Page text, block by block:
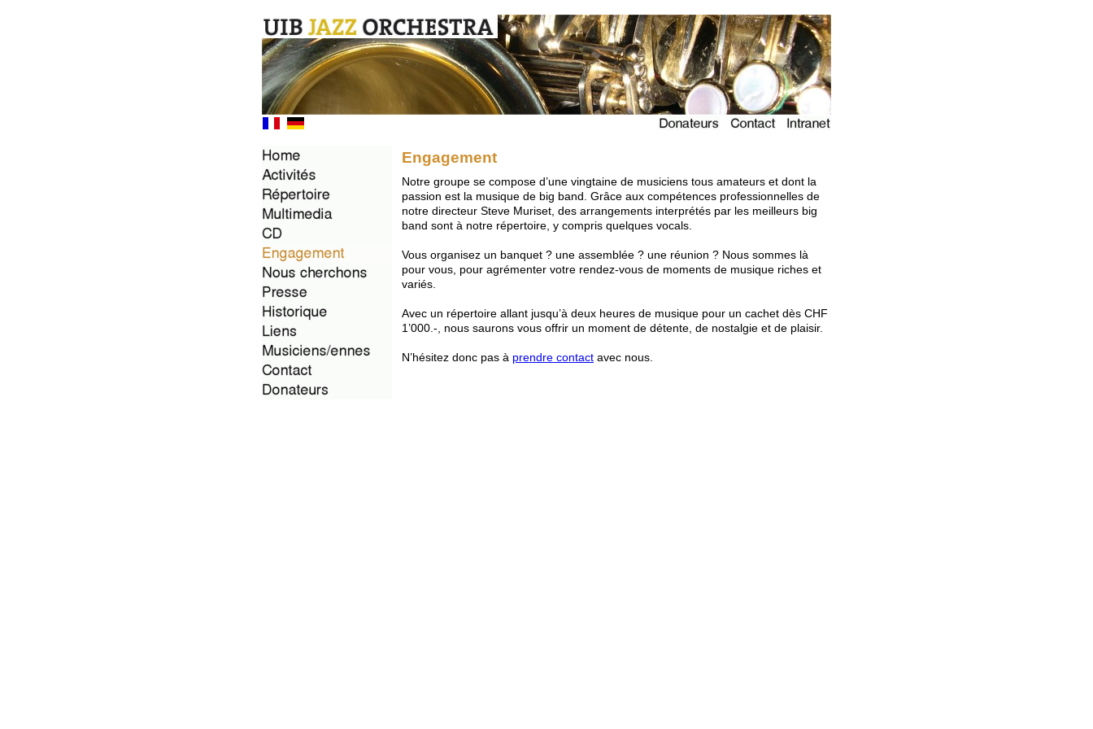
Engagement
Notre groupe se compose d’une vingtaine de musiciens tous amateurs et dont la
passion est la musique de big band. Grâce aux compétences professionnelles de
notre directeur Steve Muriset, des arrangements interprétés par les meilleurs big
band sont à notre répertoire, y compris quelques vocals.
Vous organisez un banquet ? une assemblée ? une réunion ? Nous sommes là
pour vous, pour agrémenter votre rendez-vous de moments de musique riches et
variés.
Avec un répertoire allant jusqu’à deux heures de musique pour un cachet dès CHF
1’000.-, nous saurons vous offrir un moment de détente, de nostalgie et de plaisir.
N’hésitez donc pas à prendre contact avec nous.